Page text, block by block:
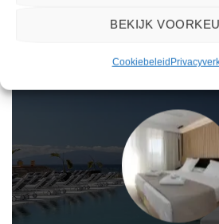
BEKIJK
Cookiebeleid
WAT ZE OVER ONS